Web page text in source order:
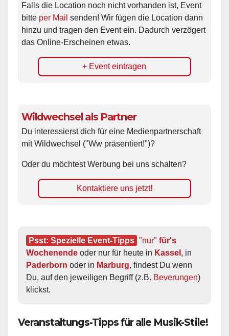
Falls die Location noch nicht vorhanden ist, Event
bitte per Mail senden! Wir fügen die Location dann
hinzu und tragen den Event ein. Dadurch verzögert
das Online-Erscheinen etwas.
+ Event eintragen
Wildwechsel als Partner
Du interessierst dich für eine Medienpartnerschaft
mit Wildwechsel ("Ww präsentiert!")?
Oder du möchtest Werbung bei uns schalten?
Kontaktiere uns jetzt!
Psst: Spezielle Event-Tipps "nur" für's
Wochenende oder nur für heute in Kassel
Paderborn oder in Marburg, findest Du wenn
Du, auf den jeweiligen Begriff (z.B. Beverungen)
klickst.
Veranstaltungs-Tipps für alle Musik-Stile!